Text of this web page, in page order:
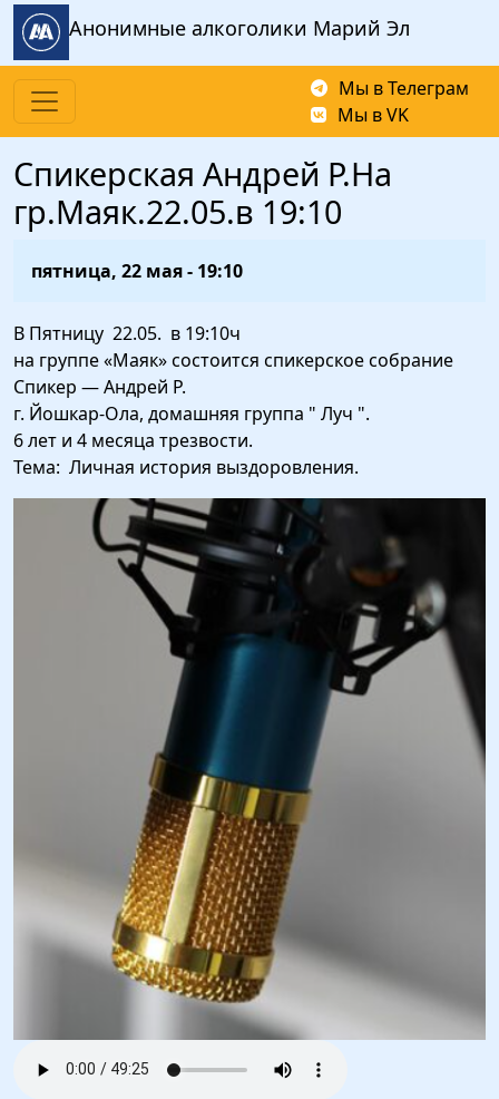
Перейти к основному содержанию
Анонимные алкоголики Марий Эл
Мы в Телеграм
Мы в VK
Спикерская Андрей Р.На
гр.Маяк.22.05.в 19:10
пятница, 22 мая - 19:10
В Пятницу 22.05. в 19:10ч
на группе «Маяк» состоится спикерское собрание
Спикер — Андрей Р.
г. Йошкар-Ола, домашняя группа " Луч ".
6 лет и 4 месяца трезвости.
Тема: Личная история выздоровления.